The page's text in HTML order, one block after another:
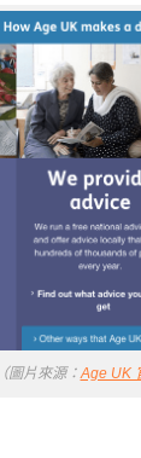
（圖片來源：Age UK